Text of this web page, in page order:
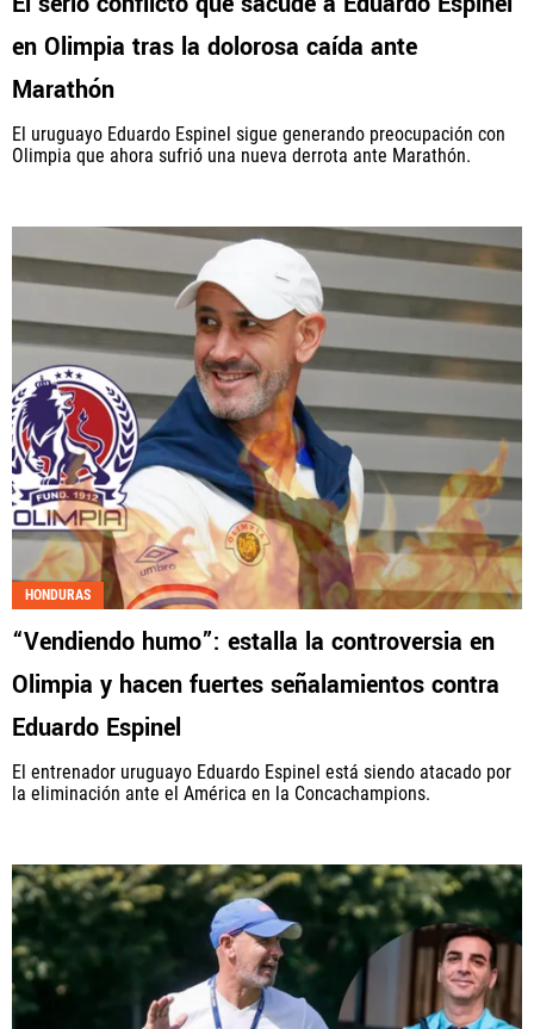
en Olimpia tras la dolorosa caída ante
Marathón
El uruguayo Eduardo Espinel sigue generando preocupación con
Olimpia que ahora sufrió una nueva derrota ante Marathón.
HONDURAS
“Vendiendo humo”: estalla la controversia en
Olimpia y hacen fuertes señalamientos contra
Eduardo Espinel
El entrenador uruguayo Eduardo Espinel está siendo atacado por
la eliminación ante el América en la Concachampions.